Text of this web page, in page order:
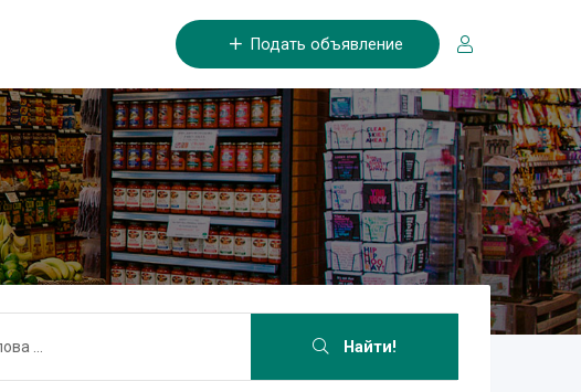
Подать объявление
Найти!